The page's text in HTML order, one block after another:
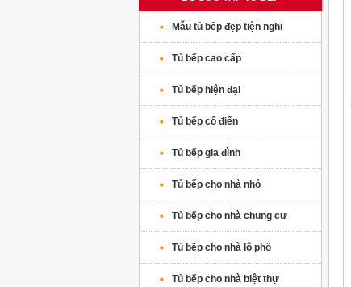
Mẫu tủ bếp đẹp tiện nghi
Tủ bếp cao cấp
Tủ bếp hiện đại
Tủ bếp cổ điển
Tủ bếp gia đình
Tủ bếp cho nhà nhỏ
Tủ bếp cho nhà chung cư
Tủ bếp cho nhà lô phố
Tủ bếp cho nhà biệt thự